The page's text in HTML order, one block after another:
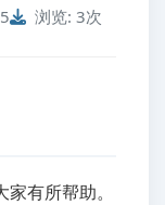
浏览: 3次
有所帮助。